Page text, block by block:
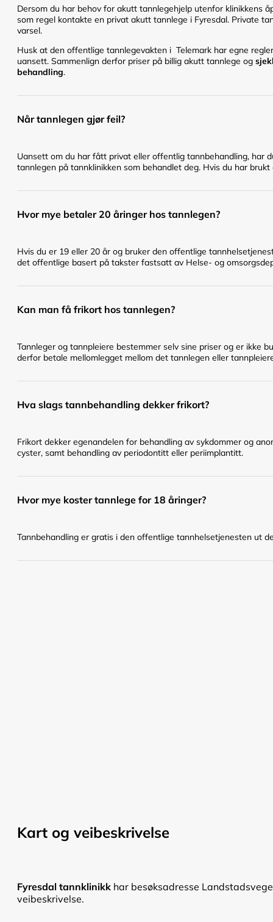
Dersom du har behov for akutt tannlegehjelp utenfor klinikkens
som regel kontakte en privat akutt tannlege i Fyresdal. Private
varsel.
Husk at den offentlige tannlegevakten i Telemark har egne
uansett. Sammenlign derfor priser på billig akutt tannlege og
behandling.
Når tannlegen gjør feil?
Uansett om du har fått privat eller offentlig tannbehandling, har
tannlegen på tannklinikken som behandlet deg. Hvis du har
Hvor mye betaler 20 åringer hos tannlegen?
Hvis du er 19 eller 20 år og bruker den offentlige
det offentlige basert på takster fastsatt av Helse- og
Kan man få frikort hos tannlegen?
Tannleger og tannpleiere bestemmer selv sine priser og er ikke
derfor betale mellomlegget mellom det tannlegen eller
Hva slags tannbehandling dekker frikort?
Frikort dekker egenandelen for behandling av sykdommer og
cyster, samt behandling av periodontitt eller periimplantitt.
Hvor mye koster tannlege for 18 åringer?
Tannbehandling er gratis i den offentlige tannhelsetjenesten ut
Kart og veibeskrivelse
Fyresdal tannklinikk har besøksadresse
veibeskrivelse.